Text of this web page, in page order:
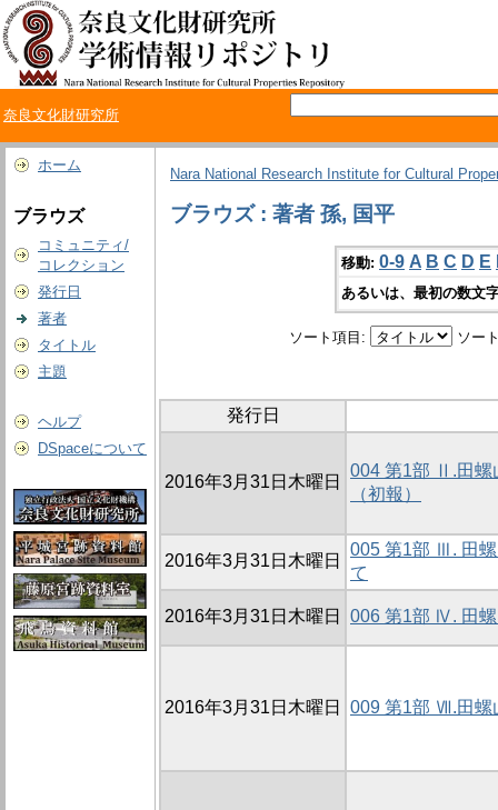
奈良文化財研究所
ホーム
ブラウズ
コミュニティ/
コレクション
発行日
著者
タイトル
主題
ヘルプ
DSpaceについて
Nara National Research Institute for Cultural
ブラウズ : 著者 孫, 国平
移動: 0-9 A B C D E
あるいは、最初の数文
ソート項目: ソー
発行日
2016年3月31日木曜日
004 第1部 Ⅱ.田螺
（初報）
2016年3月31日木曜日
005 第1部 Ⅲ. 田
て
2016年3月31日木曜日 006 第1部 Ⅳ. 田
2016年3月31日木曜日 009 第1部 Ⅶ.田螺